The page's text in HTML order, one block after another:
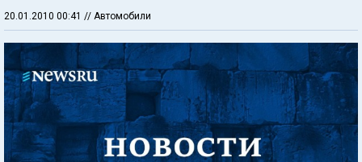
20.01.2010 00:41 // Автомобили